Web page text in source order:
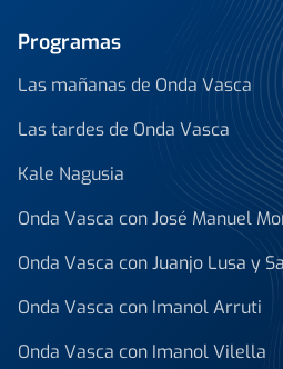
Programas
Las mañanas de Onda Vasca
Las tardes de Onda Vasca
Kale Nagusia
Onda Vasca con José Manuel
Onda Vasca con Juanjo Lusa y
Onda Vasca con Imanol Arruti
Onda Vasca con Imanol Vilella